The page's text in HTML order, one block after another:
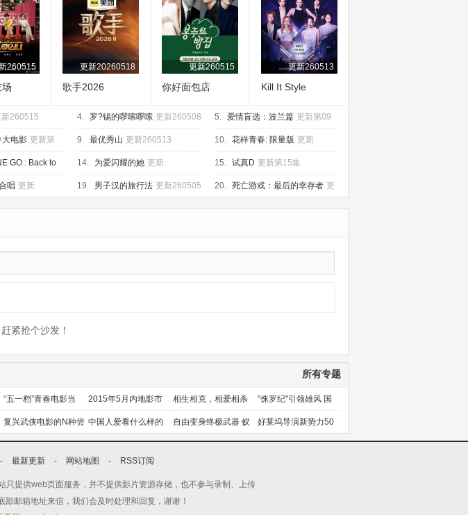
260515 更新20260518
歌手2026
更新260515
你好面包店
更新260513
Kill It Style
新260515 4. 罗?锡的啰嗦啰嗦 更新260508 5. 爱情盲选：波兰篇 更新第09
集
大电影 更新第 9. 最优秀山 更新260513 10. 花样青春: 限量版 更新
260518
GO : Back to 14. 为爱闪耀的她 更新
20260518下
15. 试真D 更新第15集
唱 更新 19. 男子汉的旅行法 更新260505 20. 死亡游戏：最后的幸存者 更
新260505
紧抢个沙发！
所有专题
“五一档”青春电影当
道
2015年5月内地影市
前瞻
相生相克，相爱相杀 "侏罗纪"引领雄风 国
产片下旬逆袭
复兴武侠电影的N种尝
试
中国人爱看什么样的
喜剧？
自由变身终极武器 蚁
人能力使用者大盘点
好莱坞导演新势力50
人上篇
- 最新更新 - 网站地图 - RSS订阅
提供web页面服务，并不提供影片资源存储，也不参与录制、上传
邮箱地址来信，我们会及时处理和回复，谢谢！